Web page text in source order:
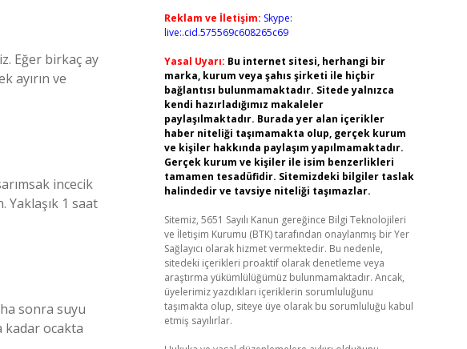
Eğer birkaç ay
ayırın ve
incecik
Yaklaşık 1 saat
sonra suyu
kadar ocakta
Reklam ve İletişim: Skype:
live:.cid.575569c608265c69
Yasal Uyarı: Bu internet sitesi, herhangi bir
marka, kurum veya şahıs şirketi ile hiçbir
bağlantısı bulunmamaktadır. Sitede yalnızca
kendi hazırladığımız makaleler
paylaşılmaktadır. Burada yer alan içerikler
haber niteliği taşımamakta olup, gerçek kurum
ve kişiler hakkında paylaşım yapılmamaktadır.
Gerçek kurum ve kişiler ile isim benzerlikleri
tamamen tesadüfidir. Sitemizdeki bilgiler taslak
halindedir ve tavsiye niteliği taşımazlar.
Sitemiz, 5651 Sayılı Kanun gereğince Bilgi Teknolojileri
ve İletişim Kurumu (BTK) tarafından onaylanmış bir Yer
Sağlayıcı olarak hizmet vermektedir. Bu nedenle,
sitedeki içerikleri proaktif olarak denetleme veya
araştırma yükümlülüğümüz bulunmamaktadır. Ancak,
üyelerimiz yazdıkları içeriklerin sorumluluğunu
taşımakta olup, siteye üye olarak bu sorumluluğu kabul
etmiş sayılırlar.